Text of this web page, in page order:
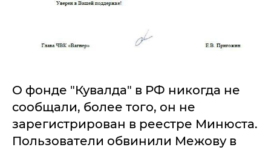
О фонде "Кувалда" в РФ никогда не
сообщали, более того, он не
зарегистрирован в реестре Минюста.
Пользователи обвинили Межову в